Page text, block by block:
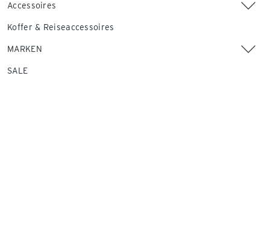
Accessoires
Koffer & Reiseaccessoires
MARKEN
SALE